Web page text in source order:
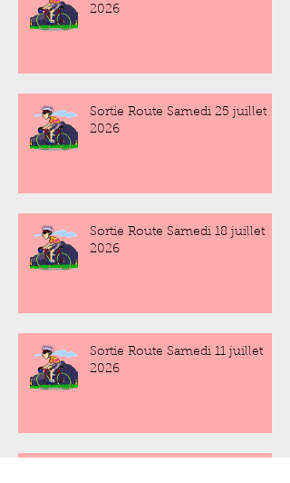
2026
Sortie Route Samedi 25 juillet
2026
Sortie Route Samedi 18 juillet
2026
Sortie Route Samedi 11 juillet
2026